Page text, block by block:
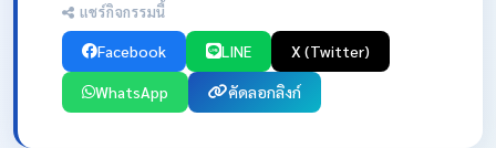
แชร์กิจกรรมนี้
Facebook LINE X (Twitter)
WhatsApp คัดลอกลิงก์